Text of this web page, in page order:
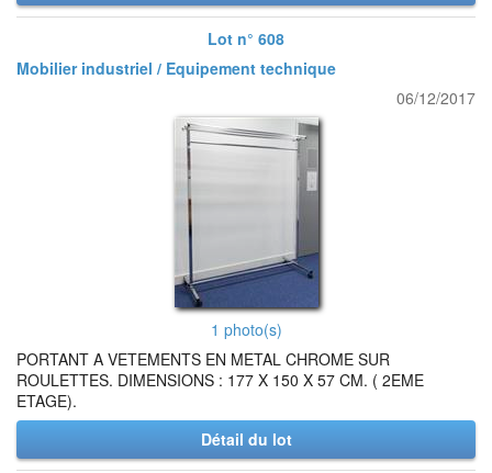
Lot n° 608
Mobilier industriel / Equipement technique
06/12/2017
1 photo(s)
PORTANT A VETEMENTS EN METAL CHROME SUR
ROULETTES. DIMENSIONS : 177 X 150 X 57 CM. ( 2EME
ETAGE).
Détail du lot